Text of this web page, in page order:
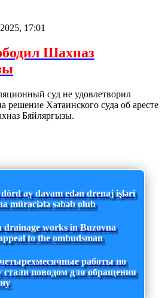
17:01
Шахназ
суд не удовлетворил
решение Хатаинского суда об аресте
Бяйляргызы.
ay davam edən drenaj işləri
müraciətə səbəb olub
drainage works in Buzovna
to the ombudsman
работы по
стали поводом для обращения